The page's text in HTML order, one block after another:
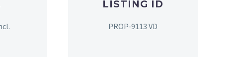
LISTING ID
PROP-9113 VD